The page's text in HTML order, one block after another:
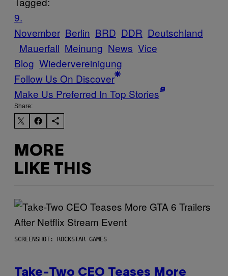
9.
November Berlin BRD DDR Deutschland
Mauerfall Meinung News Vice
Blog Wiedervereinigung
Follow Us On Discover
Make Us Preferred In Top Stories
Share:
MORE
LIKE THIS
SCREENSHOT: ROCKSTAR GAMES
Take-Two CEO Teases More